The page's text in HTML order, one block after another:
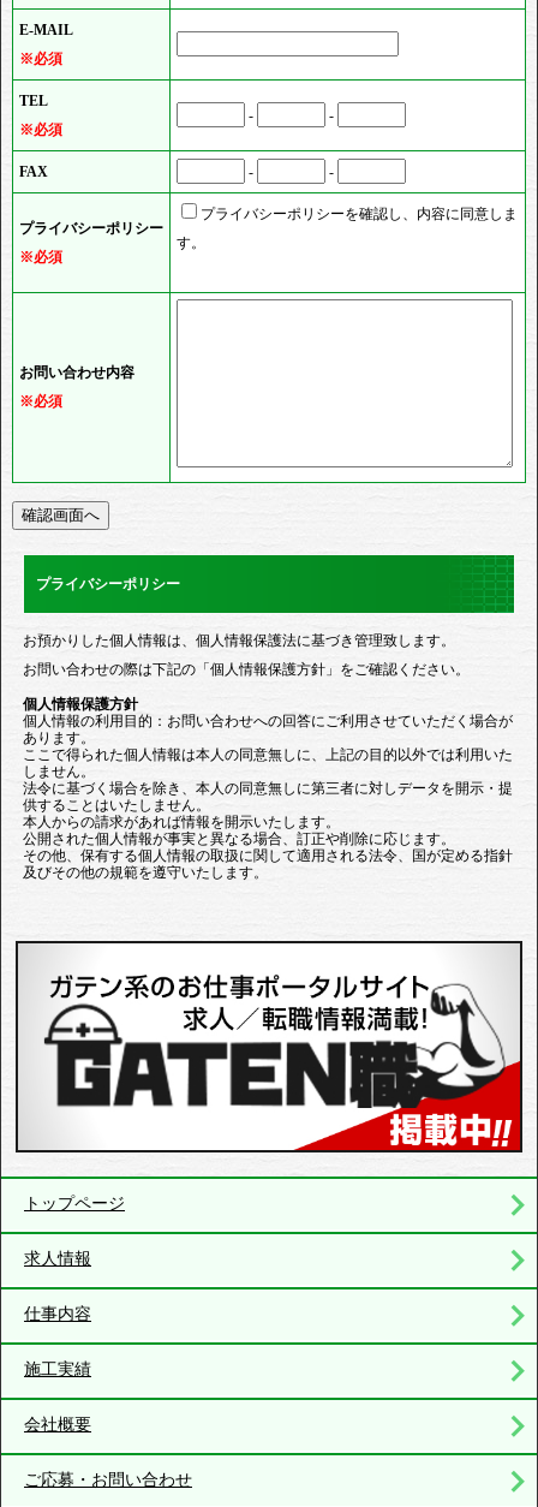
E-MAIL
※必須
TEL
※必須
- -
FAX - -
プライバシーポリシー
※必須
プライバシーポリシーを確認し、内容に同意しま
す。
お問い合わせ内容
※必須
プライバシーポリシー
お預かりした個人情報は、個人情報保護法に基づき管理致します。
お問い合わせの際は下記の「個人情報保護方針」をご確認ください。
個人情報保護方針
個人情報の利用目的：お問い合わせへの回答にご利用させていただく場合が
あります。
ここで得られた個人情報は本人の同意無しに、上記の目的以外では利用いた
しません。
法令に基づく場合を除き、本人の同意無しに第三者に対しデータを開示・提
供することはいたしません。
本人からの請求があれば情報を開示いたします。
公開された個人情報が事実と異なる場合、訂正や削除に応じます。
その他、保有する個人情報の取扱に関して適用される法令、国が定める指針
及びその他の規範を遵守いたします。
トップページ
求人情報
仕事内容
施工実績
会社概要
ご応募・お問い合わせ